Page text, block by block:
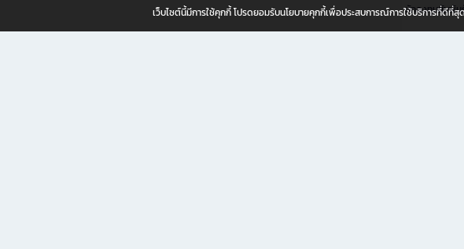
นักลงทุนสัมพัน
เว็บไซต์นี้มีการใช้คุกกี้ โปรดยอมรับนโยบายคุกกี้เพื่อประสบการณ์การใช้บริการที่ดี